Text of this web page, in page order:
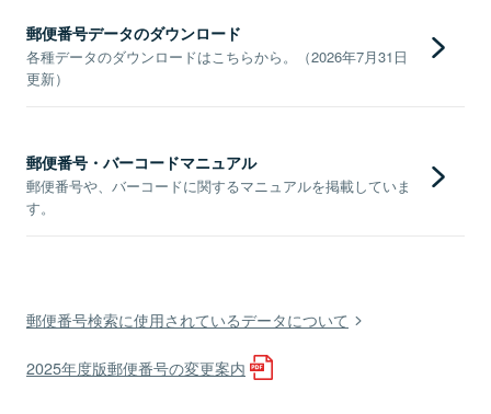
郵便番号データのダウンロード
各種データのダウンロードはこちらから。（2026年7月31日
更新）
郵便番号・バーコードマニュアル
郵便番号や、バーコードに関するマニュアルを掲載していま
す。
郵便番号検索に使用されているデータについて
2025年度版郵便番号の変更案内